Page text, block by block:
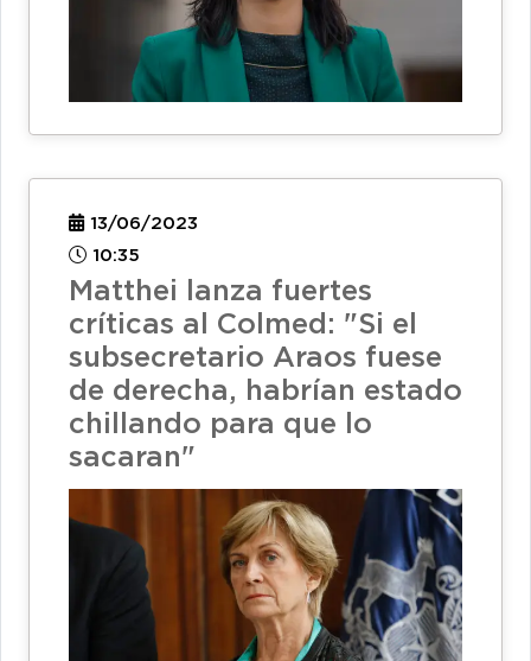
13/06/2023
10:35
Matthei lanza fuertes
críticas al Colmed: "Si el
subsecretario Araos fuese
de derecha, habrían estado
chillando para que lo
sacaran"